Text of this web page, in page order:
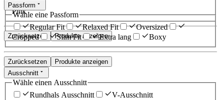
Pink
Zurücksetzen Produkte anzeigen
Passform
Wähle eine Passform
Regular Fit
Relaxed Fit
Oversized
Cropped
Slim Fit Extra lang Boxy
Zurücksetzen
Produkte anzeigen
Ausschnitt
Wähle einen Ausschnitt
Rundhals Ausschnitt
V-Ausschnitt